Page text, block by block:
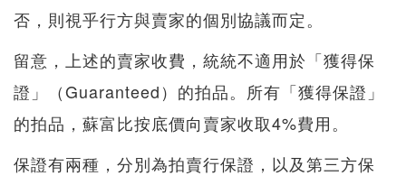
否，則視乎行方與賣家的個別協議而定。
留意，上述的賣家收費，統統不適用於「獲得保
證」（Guaranteed）的拍品。所有「獲得保證」
的拍品，蘇富比按底價向賣家收取4%費用。
保證有兩種，分別為拍賣行保證，以及第三方保